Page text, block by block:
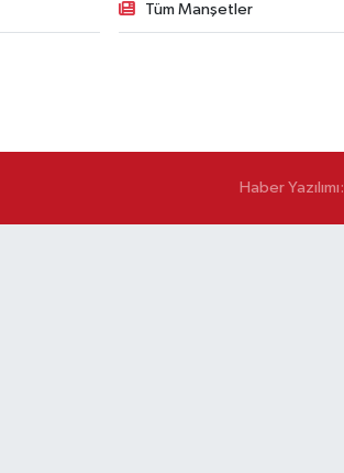
Tüm Manşetler
Haber Yazılımı: